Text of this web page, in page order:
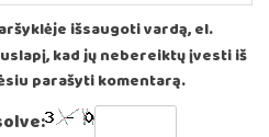
išsaugoti vardą, el.
kad jų nebereiktų įvesti iš
parašyti komentarą.